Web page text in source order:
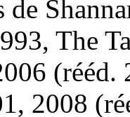
de
The
(rééd.
2008 (